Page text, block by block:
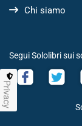
Chi siamo
Segui Sololibri sui
Privacy